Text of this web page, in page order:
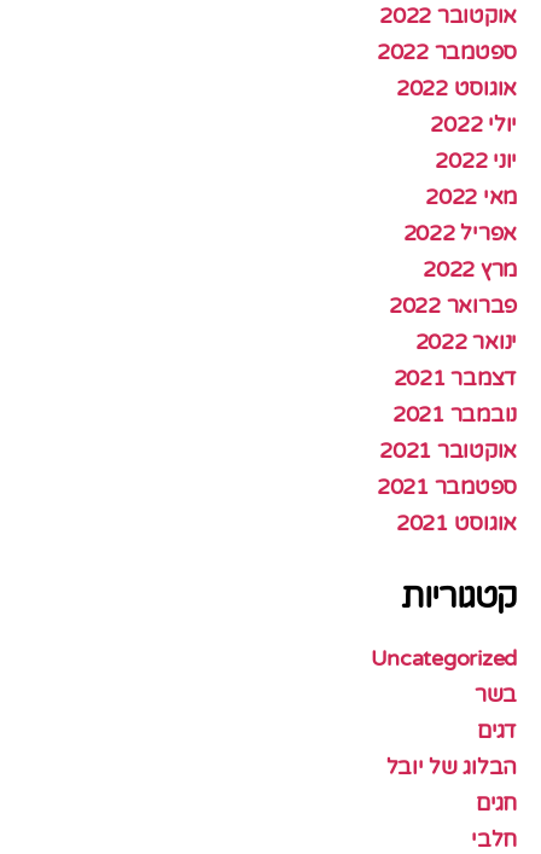
אוקטובר 2022
ספטמבר 2022
אוגוסט 2022
יולי 2022
יוני 2022
מאי 2022
אפריל 2022
מרץ 2022
פברואר 2022
ינואר 2022
דצמבר 2021
נובמבר 2021
אוקטובר 2021
ספטמבר 2021
אוגוסט 2021
קטגוריות
Uncategorized
בשר
דגים
הבלוג של יובל
חגים
חלבי